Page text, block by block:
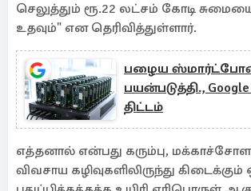
செலுத்தும் ரூ.22 லட்சம் கோடி
உதவும்" என தெரிவித்துள்ளார்.
பழைய
பயன்படுத்தி.,
திட்டம்
எத்தனால் என்பது கரும்பு,
விவசாய கழிவுகளிலிருந்து கிடைக்கும்